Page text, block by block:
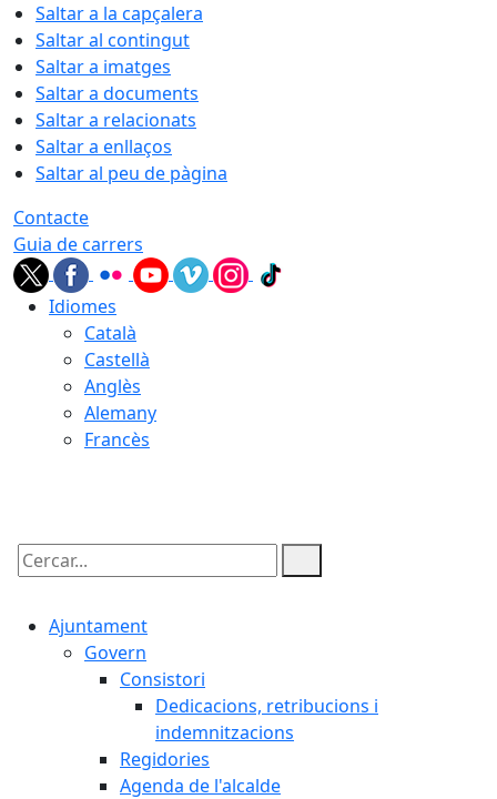
Saltar a la capçalera
Saltar al contingut
Saltar a imatges
Saltar a documents
Saltar a relacionats
Saltar a enllaços
Saltar al peu de pàgina
Contacte
Guia de carrers
Idiomes
Català
Castellà
Anglès
Alemany
Francès
Cercar:
Ajuntament
Govern
Consistori
Dedicacions, retribucions i
indemnitzacions
Regidories
Agenda de l'alcalde